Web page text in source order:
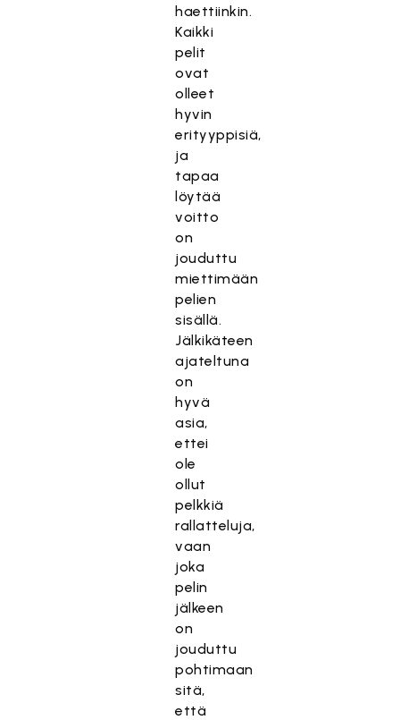
haettiinkin.
Kaikki
pelit
ovat
olleet
hyvin
erityyppisiä,
ja
tapaa
löytää
voitto
on
jouduttu
miettimään
pelien
sisällä.
Jälkikäteen
ajateltuna
on
hyvä
asia,
ettei
ole
ollut
pelkkiä
rallatteluja,
vaan
joka
pelin
jälkeen
on
jouduttu
pohtimaan
sitä,
että